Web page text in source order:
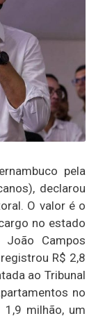
pela
declarou
O valor é o
no estado
João Campos
R$ 2,8
ao Tribunal
no
milhão, um